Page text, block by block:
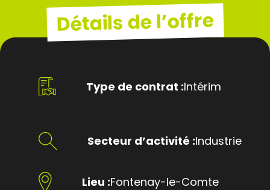
Détails de l’offre
Type de contrat :Intérim
Secteur d’activité :Industrie
Lieu :Fontenay-le-Comte